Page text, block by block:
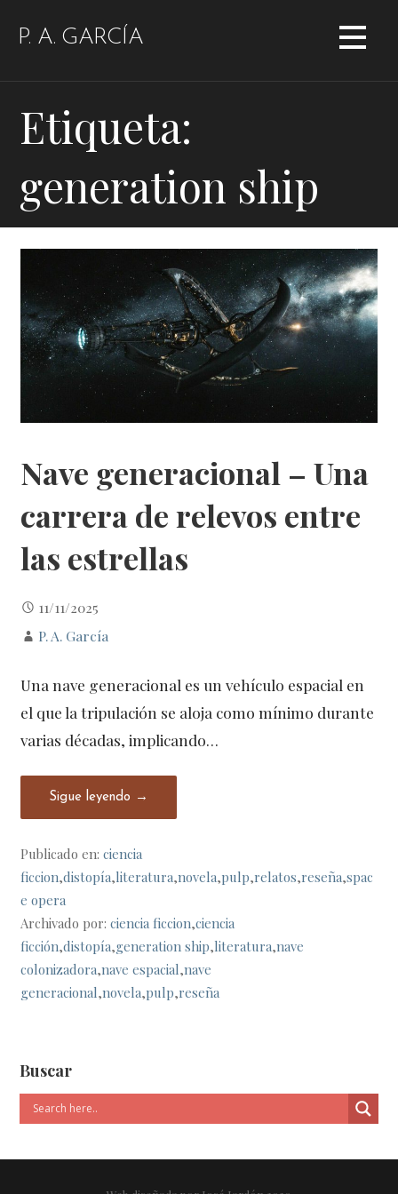
P. A. GARCÍA
Etiqueta:
generation ship
Nave generacional – Una
carrera de relevos entre
las estrellas
11/11/2025
P. A. García
Una nave generacional es un vehículo espacial en
el que la tripulación se aloja como mínimo durante
varias décadas, implicando…
Sigue leyendo →
Publicado en:ciencia
ficcion,distopía,literatura,novela,pulp,relatos,reseña,spac
e opera
Archivado por:ciencia ficcion,ciencia
ficción,distopía,generation ship,literatura,nave
colonizadora,nave espacial,nave
generacional,novela,pulp,reseña
Buscar